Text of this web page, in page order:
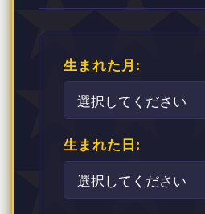
生まれた月:
生まれた日: